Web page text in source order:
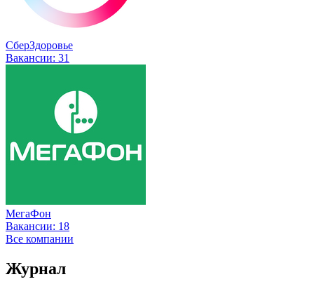
СберЗдоровье
Вакансии: 31
МегаФон
Вакансии: 18
Все компании
Журнал